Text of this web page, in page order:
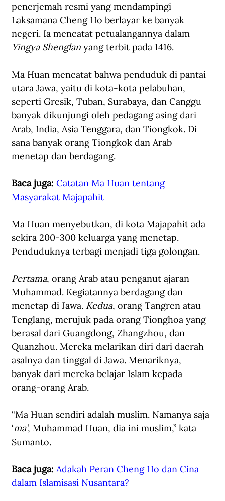
penerjemah resmi yang mendampingi
Laksamana Cheng Ho berlayar ke banyak
negeri. Ia mencatat petualangannya dalam
Yingya Shenglan yang terbit pada 1416.
Ma Huan mencatat bahwa penduduk di pantai
utara Jawa, yaitu di kota-kota pelabuhan,
seperti Gresik, Tuban, Surabaya, dan Canggu
banyak dikunjungi oleh pedagang asing dari
Arab, India, Asia Tenggara, dan Tiongkok. Di
sana banyak orang Tiongkok dan Arab
menetap dan berdagang.
Baca juga: Catatan Ma Huan tentang
Masyarakat Majapahit
Ma Huan menyebutkan, di kota Majapahit ada
sekira 200-300 keluarga yang menetap.
Penduduknya terbagi menjadi tiga golongan.
Pertama, orang Arab atau penganut ajaran
Muhammad. Kegiatannya berdagang dan
menetap di Jawa. Kedua, orang Tangren atau
Tenglang, merujuk pada orang Tionghoa yang
berasal dari Guangdong, Zhangzhou, dan
Quanzhou. Mereka melarikan diri dari daerah
asalnya dan tinggal di Jawa. Menariknya,
banyak dari mereka belajar Islam kepada
orang-orang Arab.
“Ma Huan sendiri adalah muslim. Namanya saja
‘ma’, Muhammad Huan, dia ini muslim,” kata
Sumanto.
Baca juga: Adakah Peran Cheng Ho dan Cina
dalam Islamisasi Nusantara?